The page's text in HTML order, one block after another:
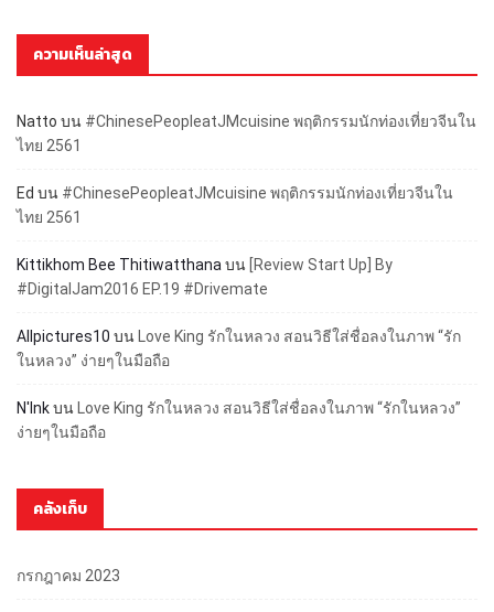
ความเห็นล่าสุด
Natto บน #ChinesePeopleatJMcuisine พฤติกรรมนักท่องเที่ยวจีนใน
ไทย 2561
Ed บน #ChinesePeopleatJMcuisine พฤติกรรมนักท่องเที่ยวจีนใน
ไทย 2561
Kittikhom Bee Thitiwatthana บน [Review Start Up] By
#DigitalJam2016 EP.19 #Drivemate
Allpictures10 บนLove King รักในหลวง สอนวิธีใส่ชื่อลงในภาพ “รัก
ในหลวง” ง่ายๆในมือถือ
N'InkบนLove King รักในหลวง สอนวิธีใส่ชื่อลงในภาพ “รักในหลวง”
ง่ายๆในมือถือ
คลังเก็บ
กรกฎาคม 2023